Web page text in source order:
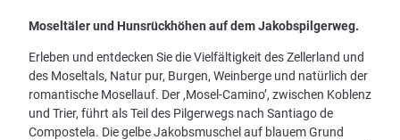
Moseltäler und Hunsrückhöhen auf dem Jakobspilgerweg.
Erleben und entdecken Sie die Vielfältigkeit des Zellerland und
des Moseltals, Natur pur, Burgen, Weinberge und natürlich der
romantische Mosellauf. Der ‚Mosel-Camino’, zwischen Koblenz
und Trier, führt als Teil des Pilgerwegs nach Santiago de
Compostela. Die gelbe Jakobsmuschel auf blauem Grund